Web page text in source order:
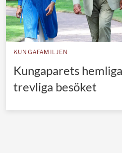
KUNGAFAMILJEN
Kungaparets
trevliga besöket